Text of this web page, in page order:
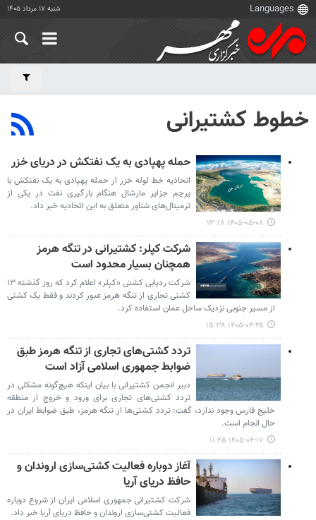
شنبه ۱۷ مرداد ۱۴۰۵
خطوط کشتیرانی
حمله پهپادی به یک نفتکش در دریای خزر
اتحادیه خط لوله خزر از حمله پهپادی به یک نفتکش با
پرچم جزایر مارشال هنگام بارگیری نفت در یکی از
ترمینال‌های شناور متعلق به این اتحادیه خبر داد.
۱۴۰۵-۰۵-۰۸ ۱۳:۱۸
شرکت کپلر: کشتیرانی در تنگه هرمز
همچنان بسیار محدود است
شرکت ردیابی کشتی «کپلر» اعلام کرد که روز گذشته ۱۳
کشتی تجاری از تنگه هرمز عبور کردند و فقط یک کشتی
از مسیر جنوبی نزدیک ساحل عمان استفاده کرد.
۱۴۰۵-۰۴-۲۵ ۱۵:۳۸
تردد کشتی‌های تجاری از تنگه هرمز طبق
ضوابط جمهوری اسلامی آزاد است
دبیر انجمن کشتیرانی با بیان اینکه هیچ‌گونه مشکلی در
تردد کشتی‌های تجاری برای ورود و خروج از منطقه
خلیج فارس وجود ندارد، گفت: تردد کشتی‌ها از تنگه هرمز، طبق ضوابط ایران در
حال انجام است.
۱۴۰۵-۰۴-۱۷ ۱۱:۴۵
آغاز دوباره فعالیت کشتی‌سازی اروندان و
حافظ دریای آریا
شرکت کشتیرانی جمهوری اسلامی ایران از شروع دوباره
فعالیت کشتی‌سازی اروندان و حافظ دریای آریا خبر داد.